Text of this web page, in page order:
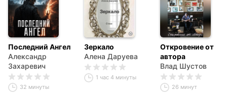
Последний Ангел
Александр
Захаревич
32 минуты
Зеркало
Алена Даруева
1 час 4 минуты
Откровение от
автора
Влад Шустов
26 минут